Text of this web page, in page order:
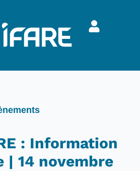
: Information
| 14 novembre